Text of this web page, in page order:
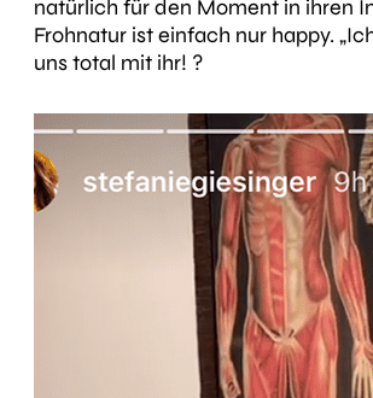
natürlich für den Moment in ihren
Frohnatur ist einfach nur happy.
uns total mit ihr! ?